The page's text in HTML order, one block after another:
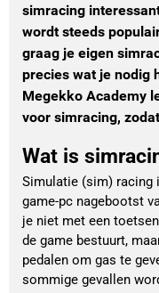
simracing
wordt steeds
graag je eigen
precies wat je nodig
Megekko Academy
voor simracing,
Wat is
Simulatie (sim) racing
game-pc nagebootst
je niet met een
de game bestuurt,
pedalen om gas te
sommige gevallen